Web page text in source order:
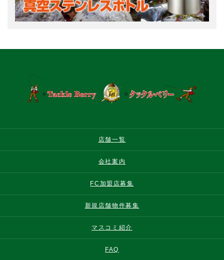
店舗一覧
会社案内
FC加盟店募集
新規店舗物件募集
マスコミ紹介
FAQ